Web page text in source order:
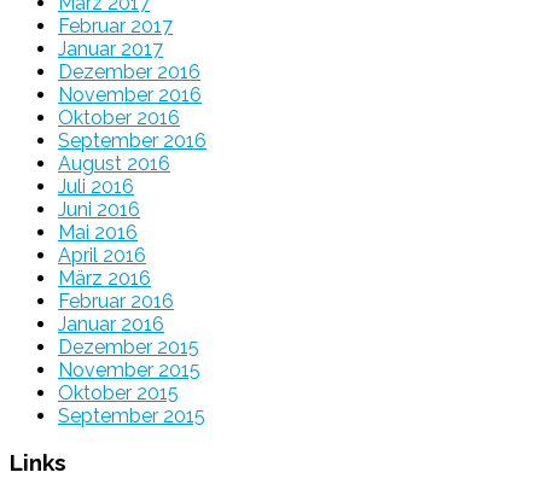
Februar 2017
Januar 2017
Dezember 2016
November 2016
Oktober 2016
September 2016
August 2016
Juli 2016
Juni 2016
Mai 2016
April 2016
März 2016
Februar 2016
Januar 2016
Dezember 2015
November 2015
Oktober 2015
September 2015
Links